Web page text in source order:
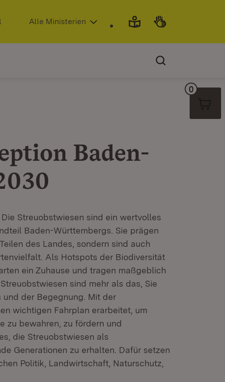
(Öffnet in neuem Fenster)
Alle Ministerien
Baden-
Streuobstwiesen sind ein wertvolles
Baden-Württembergs. Sie prägen
des Landes, sondern sind auch
Als Hotspots der Biodiversität
ein Zuhause und tragen maßgeblich
sind mehr als das, Sie
und der Begegnung. Mit der
wichtigen Fahrplan erarbeitet, um
zu bewahren, zu fördern und
die Streuobstwiesen als
Generationen zu erhalten. Dafür setzen
Politik, Landwirtschaft, Naturschutz,
0